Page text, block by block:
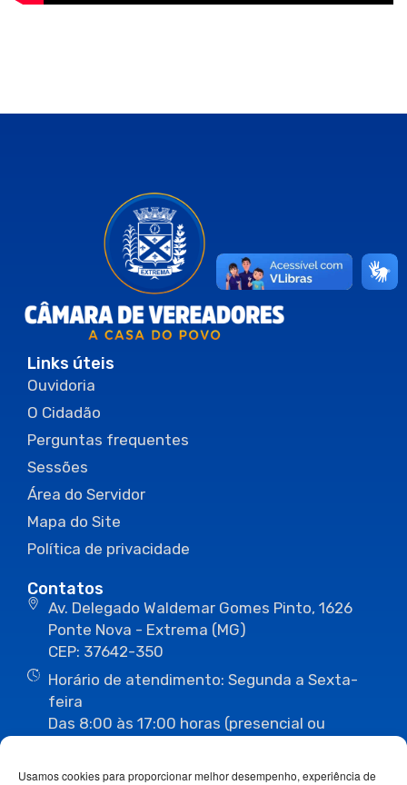
Usamos cookies para proporcionar melhor desempenho, experiência de
Links úteis
Ouvidoria
O Cidadão
Perguntas frequentes
Sessões
Área do Servidor
Mapa do Site
Política de privacidade
Contatos
Av. Delegado Waldemar Gomes Pinto, 1626
Ponte Nova - Extrema (MG)
CEP: 37642-350
Horário de atendimento: Segunda a Sexta-
feira
Das 8:00 às 17:00 horas (presencial ou
(35) 3435-1112 (35) 3435-3063